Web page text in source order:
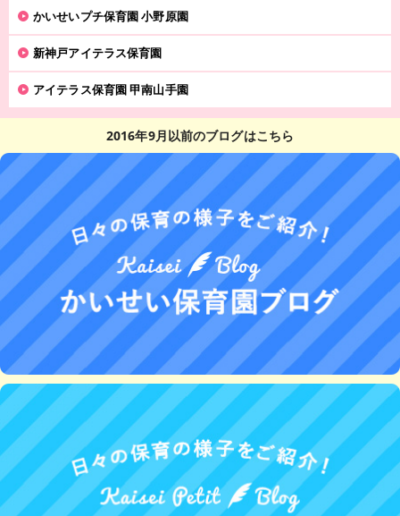
かいせいプチ保育園 小野原園
新神戸アイテラス保育園
アイテラス保育園 甲南山手園
2016年9月以前のブログはこちら